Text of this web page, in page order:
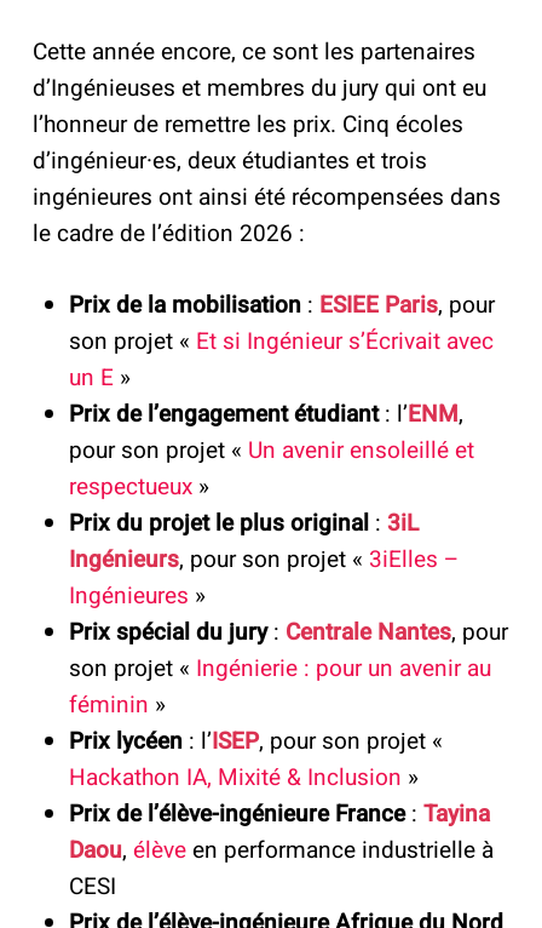
Cette année encore, ce sont les partenaires
d’Ingénieuses et membres du jury qui ont eu
l’honneur de remettre les prix. Cinq écoles
d’ingénieur·es, deux étudiantes et trois
ingénieures ont ainsi été récompensées dans
le cadre de l’édition 2026 :
Prix de la mobilisation: ESIEE Paris, pour
son projet « Et si Ingénieur s’Écrivait avec
un E»
Prix de l’engagement étudiant: l’ENM,
pour son projet « Un avenir ensoleillé et
respectueux»
Prix du projet le plus original: 3iL
Ingénieurs, pour son projet « 3iElles –
Ingénieures »
Prix spécial du jury: Centrale Nantes, pour
son projet « Ingénierie : pour un avenir au
féminin »
Prix lycéen: l’ISEP, pour son projet «
Hackathon IA, Mixité & Inclusion »
Prix de l’élève-ingénieure France: Tayina
Daou, élèveen performance industrielle à
CESI